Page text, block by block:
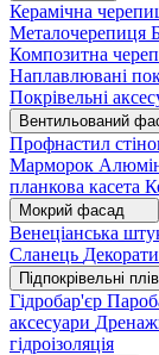
Керамічна
Металочерепиця
Композитна
Наплавлювані
Покрівельні
Вентильований
Профнастил
Марморок
планкова касета
Мокрий фасад
Венеціанська
Сланець
Підпокрівельні
Гідробар'єр
аксесуари
гідроізоляція